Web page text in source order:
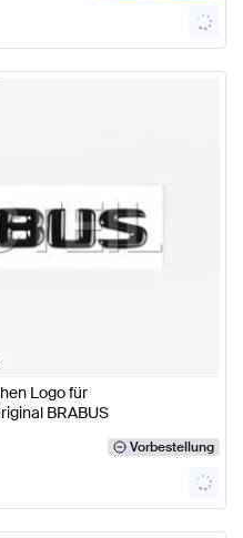
Logo für
BRABUS
Vorbestellung